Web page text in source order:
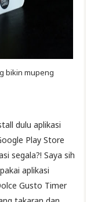
bikin mupeng
dulu aplikasi
Play Store
segala?! Saya sih
aplikasi
Gusto Timer